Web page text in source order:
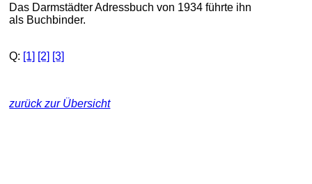
Das Darmstädter Adressbuch von 1934 führte ihn
als Buchbinder.
Q: [1] [2] [3]
zurück zur Übersicht